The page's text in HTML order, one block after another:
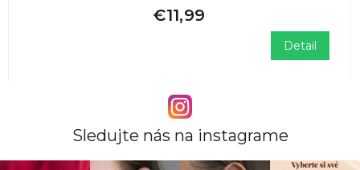
€11,99
Detail
Sledujte nás na instagrame